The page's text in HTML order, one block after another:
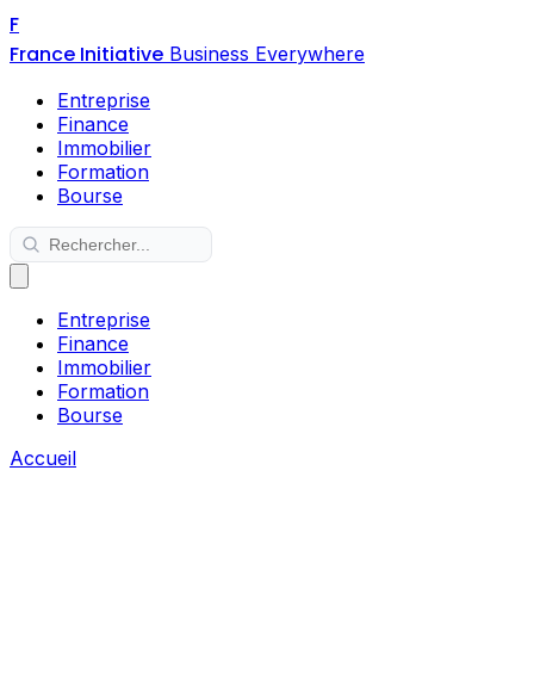
F
France Initiative Business Everywhere
Entreprise
Finance
Immobilier
Formation
Bourse
Entreprise
Finance
Immobilier
Formation
Bourse
Accueil